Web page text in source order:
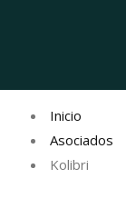
Inicio
Asociados
Kolibri